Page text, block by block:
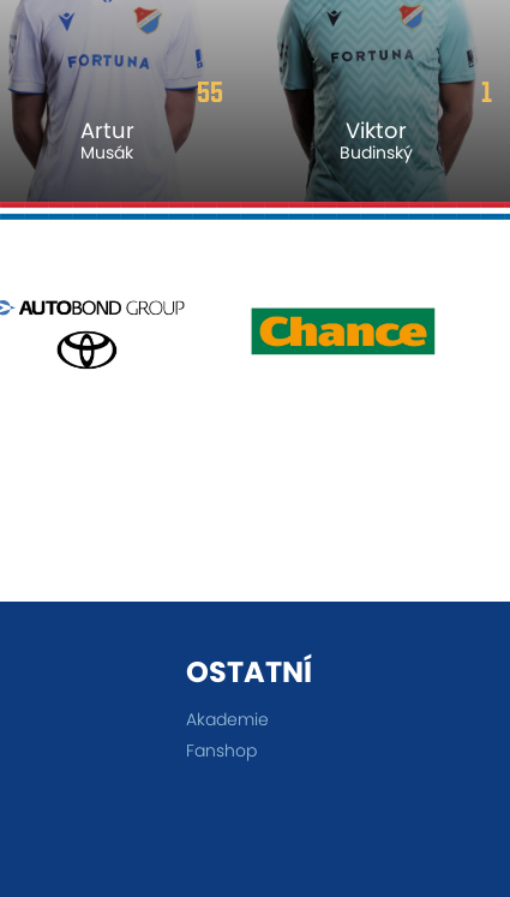
55
Artur
Musák
1
Viktor
Budinský
OSTATNÍ
Akademie
Fanshop